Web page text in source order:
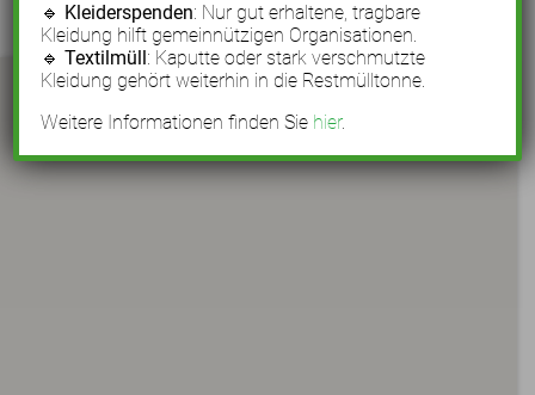
🔹 Kleiderspenden: Nur gut erhaltene, tragbare
Kleidung hilft gemeinnützigen Organisationen.
🔹Textilmüll: Kaputte oder stark verschmutzte
Kleidung gehört weiterhin in die Restmülltonne.
Weitere Informationen finden Sie hier.